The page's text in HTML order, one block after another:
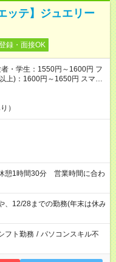
ッテ】ジュエリー
録・面接OK
・学生：1550円～1600円 フ
上)：1600円～1650円 スマホ
）
12/28までの勤務(年末は休み
フト勤務 / パソコンスキル不